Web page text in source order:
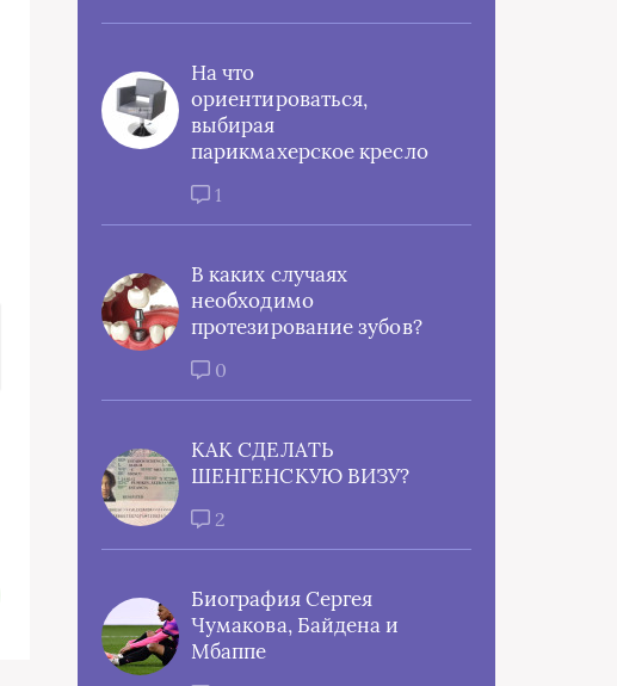
На что
ориентироваться,
выбирая
парикмахерское кресло
1
В каких случаях
необходимо
протезирование зубов?
0
КАК СДЕЛАТЬ
ШЕНГЕНСКУЮ ВИЗУ?
2
Биография Сергея
Чумакова, Байдена и
Мбаппе